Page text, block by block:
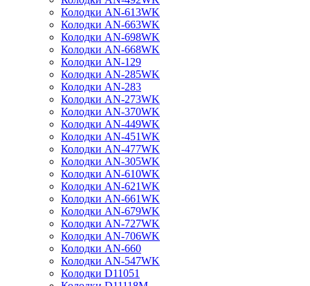
Колодки AN-613WK
Колодки AN-663WK
Колодки AN-698WK
Колодки AN-668WK
Колодки AN-129
Колодки AN-285WK
Колодки AN-283
Колодки AN-273WK
Колодки AN-370WK
Колодки AN-449WK
Колодки AN-451WK
Колодки AN-477WK
Колодки AN-305WK
Колодки AN-610WK
Колодки AN-621WK
Колодки AN-661WK
Колодки AN-679WK
Колодки AN-727WK
Колодки AN-706WK
Колодки AN-660
Колодки AN-547WK
Колодки D11051